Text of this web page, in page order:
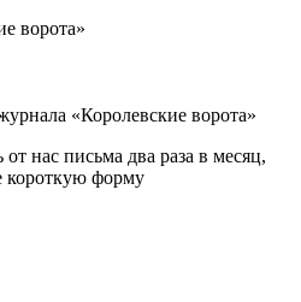
ворота»
«Королевские ворота»
нас письма два раза в месяц,
короткую форму